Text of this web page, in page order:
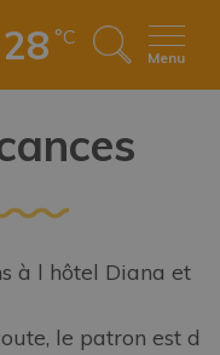
28 °C
Menu
à l hôtel Diana et
le patron est d